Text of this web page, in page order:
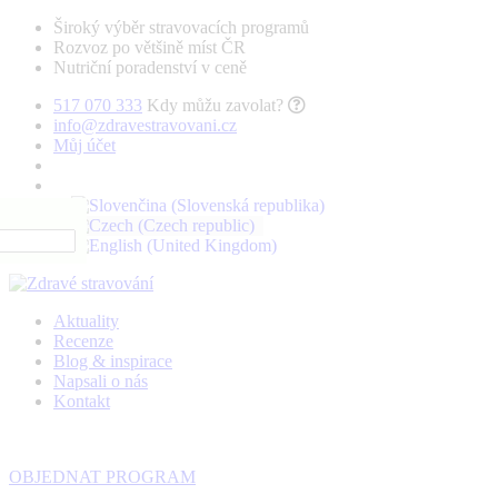
Široký výběr stravovacích programů
Rozvoz po většině míst ČR
Nutriční poradenství v ceně
517 070 333 Kdy můžu zavolat?
info@zdravestravovani.cz
Můj účet
Aktuality
Recenze
Blog & inspirace
Napsali o nás
Kontakt
OBJEDNAT PROGRAM